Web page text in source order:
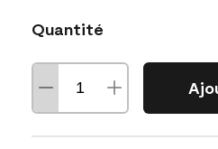
Quantité